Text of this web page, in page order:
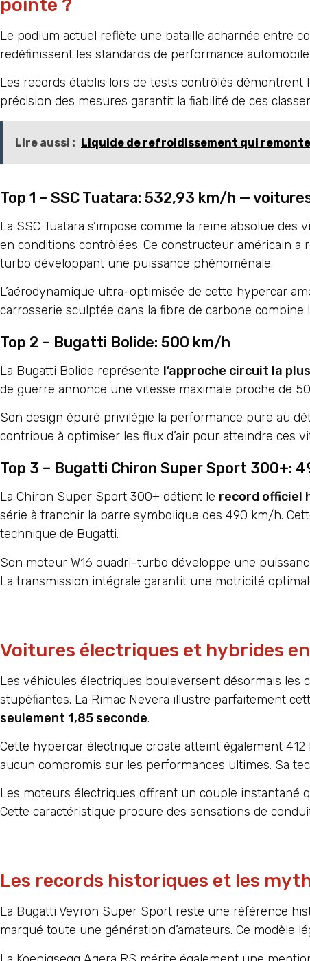
pointe ?
Le podium actuel reflète une bataille acharnée entre
redéfinissent les standards de performance
Les records établis lors de tests contrôlés démontrent
précision des mesures garantit la fiabilité de ces
Lire aussi : Liquide de refroidissement qui
Top 1 – SSC Tuatara: 532,93 km/h —
La SSC Tuatara s’impose comme la reine absolue des
en conditions contrôlées. Ce constructeur américain
turbo développant une puissance phénoménale.
L’aérodynamique ultra-optimisée de cette hypercar
carrosserie sculptée dans la fibre de carbone
Top 2 – Bugatti Bolide: 500 km/h
La Bugatti Bolide représente l’approche circuit la
de guerre annonce une vitesse maximale proche de
Son design épuré privilégie la performance pure au
contribue à optimiser les flux d’air pour atteindre ces
Top 3 – Bugatti Chiron Super Sport 300+:
La Chiron Super Sport 300+ détient le record officiel
série à franchir la barre symbolique des 490 km/h.
technique de Bugatti.
Son moteur W16 quadri-turbo développe une
La transmission intégrale garantit une motricité
Voitures électriques et hybrides
Les véhicules électriques bouleversent désormais les
stupéfiantes. La Rimac Nevera illustre parfaitement
seulement 1,85 seconde.
Cette hypercar électrique croate atteint également
aucun compromis sur les performances ultimes. Sa
Les moteurs électriques offrent un couple instantané
Cette caractéristique procure des sensations de
Les records historiques et les
La Bugatti Veyron Super Sport reste une référence
marqué toute une génération d’amateurs. Ce modèle